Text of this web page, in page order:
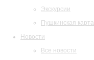
Экскурсии
Пушкинская карта
Новости
Все новости